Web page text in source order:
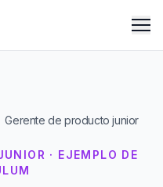
Gerente de producto junior
· EJEMPLO DE